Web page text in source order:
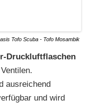
Tofo Scuba - Tofo Mosambik
Druckluftflaschen
ausreichend
und wird